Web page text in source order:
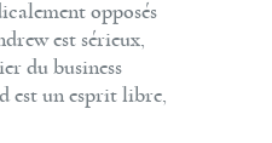
opposés
est sérieux,
du business
est un esprit libre,